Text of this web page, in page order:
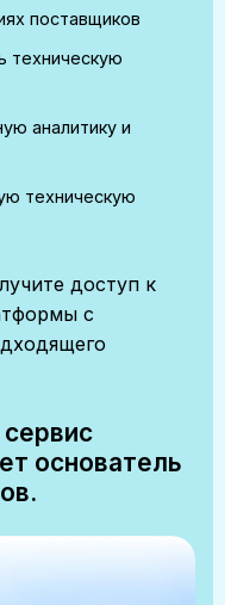
поставщиков
техническую
аналитику и
техническую
доступ к
с
основатель